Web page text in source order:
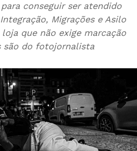
conseguir ser atendido
Migrações e Asilo
que não exige marcação
são do fotojornalista